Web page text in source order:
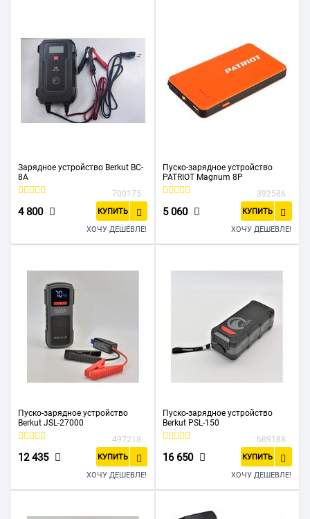
Зарядное устройство Berkut BC-
8A
700175
4 800 КУПИТЬ
ХОЧУ ДЕШЕВЛЕ!
Пуско-зарядное устройство
PATRIOT Magnum 8P
392586
5 060 КУПИТЬ
ХОЧУ ДЕШЕВЛЕ!
Пуско-зарядное устройство
Berkut JSL-27000
497218
12 435 КУПИТЬ
ХОЧУ ДЕШЕВЛЕ!
Пуско-зарядное устройство
Berkut PSL-150
689188
16 650 КУПИТЬ
ХОЧУ ДЕШЕВЛЕ!